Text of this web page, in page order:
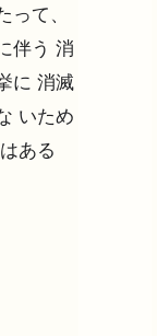
て、
伴う 消
に 消滅
いため
ある